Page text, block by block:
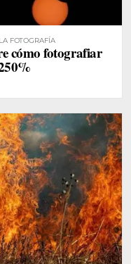
FOTOGRAFÍA
cómo fotografiar